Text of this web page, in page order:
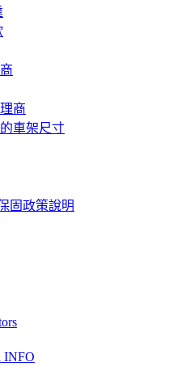
商
車架尺寸
固政策說明
INFO